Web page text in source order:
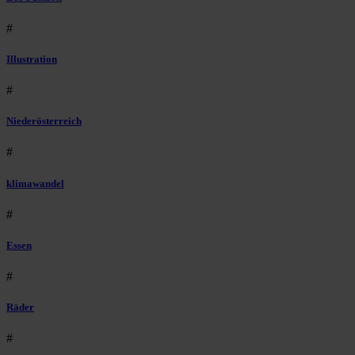
#
Illustration
#
Niederösterreich
#
klimawandel
#
Essen
#
Räder
#